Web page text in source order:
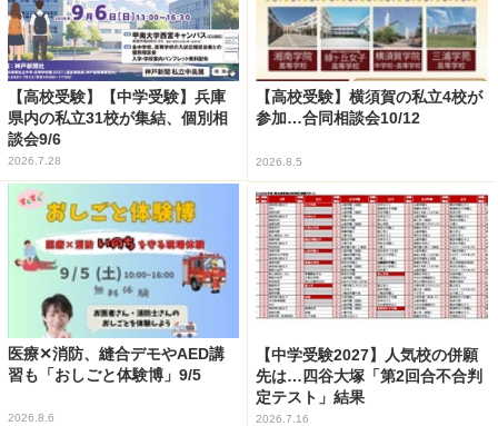
【高校受験】【中学受験】兵庫
県内の私立31校が集結、個別相
談会9/6
2026.7.28
【高校受験】横須賀の私立4校が
参加…合同相談会10/12
2026.8.5
医療✕消防、縫合デモやAED講
習も「おしごと体験博」9/5
2026.8.6
【中学受験2027】人気校の併願
先は…四谷大塚「第2回合不合判
定テスト」結果
2026.7.16